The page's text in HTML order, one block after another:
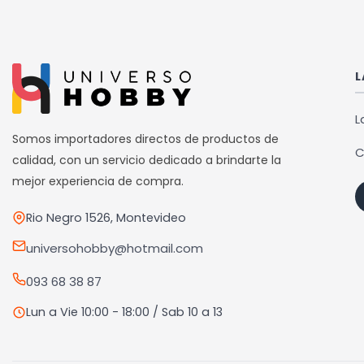
Somos importadores directos de productos de
calidad, con un servicio dedicado a brindarte la
mejor experiencia de compra.
Rio Negro 1526, Montevideo
universohobby@hotmail.com
093 68 38 87
Lun a Vie 10:00 - 18:00 / Sab 10 a 13